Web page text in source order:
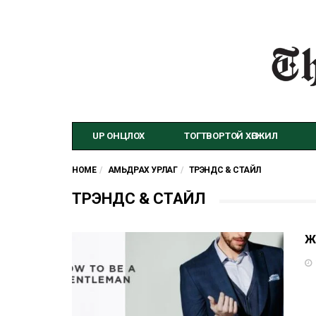
UP ОНЦЛОХ ТОГТВОРТОЙ ХӨГЖИЛ
HOME АМЬДРАХ УРЛАГ ТРЭНДС & СТАЙЛ
ТРЭНДС & СТАЙЛ